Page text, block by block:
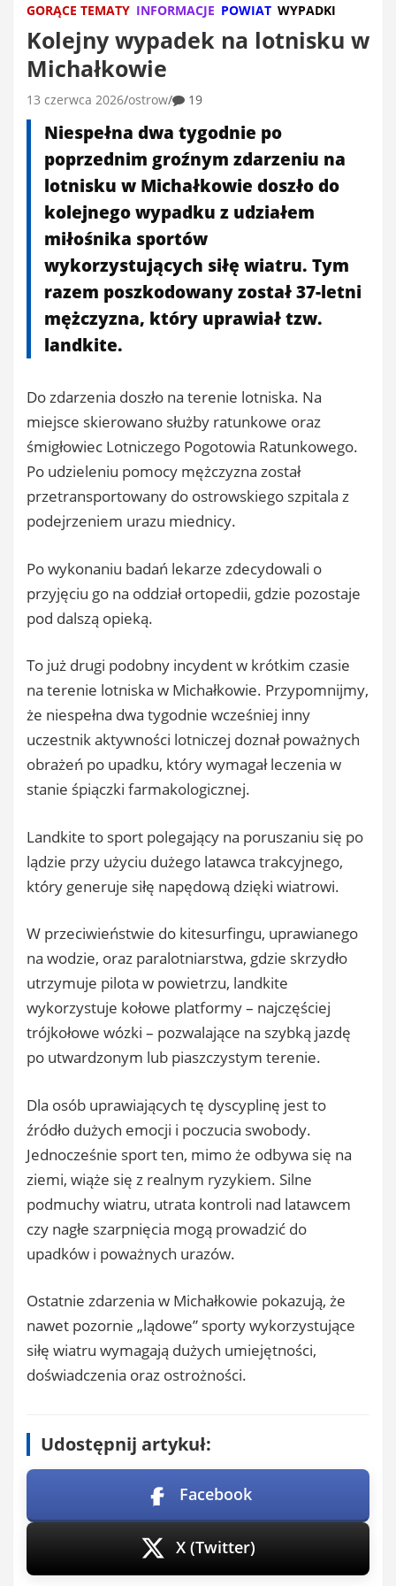
GORĄCE TEMATY INFORMACJE POWIAT WYPADKI
Kolejny wypadek na lotnisku w
Michałkowie
13 czerwca 2026 ostrow 19
Niespełna dwa tygodnie po
poprzednim groźnym zdarzeniu na
lotnisku w Michałkowie doszło do
kolejnego wypadku z udziałem
miłośnika sportów
wykorzystujących siłę wiatru. Tym
razem poszkodowany został 37-letni
mężczyzna, który uprawiał tzw.
landkite.
Do zdarzenia doszło na terenie lotniska. Na
miejsce skierowano służby ratunkowe oraz
śmigłowiec Lotniczego Pogotowia Ratunkowego.
Po udzieleniu pomocy mężczyzna został
przetransportowany do ostrowskiego szpitala z
podejrzeniem urazu miednicy.
Po wykonaniu badań lekarze zdecydowali o
przyjęciu go na oddział ortopedii, gdzie pozostaje
pod dalszą opieką.
To już drugi podobny incydent w krótkim czasie
na terenie lotniska w Michałkowie. Przypomnijmy,
że niespełna dwa tygodnie wcześniej inny
uczestnik aktywności lotniczej doznał poważnych
obrażeń po upadku, który wymagał leczenia w
stanie śpiączki farmakologicznej.
Landkite to sport polegający na poruszaniu się po
lądzie przy użyciu dużego latawca trakcyjnego,
który generuje siłę napędową dzięki wiatrowi.
W przeciwieństwie do kitesurfingu, uprawianego
na wodzie, oraz paralotniarstwa, gdzie skrzydło
utrzymuje pilota w powietrzu, landkite
wykorzystuje kołowe platformy – najczęściej
trójkołowe wózki – pozwalające na szybką jazdę
po utwardzonym lub piaszczystym terenie.
Dla osób uprawiających tę dyscyplinę jest to
źródło dużych emocji i poczucia swobody.
Jednocześnie sport ten, mimo że odbywa się na
ziemi, wiąże się z realnym ryzykiem. Silne
podmuchy wiatru, utrata kontroli nad latawcem
czy nagłe szarpnięcia mogą prowadzić do
upadków i poważnych urazów.
Ostatnie zdarzenia w Michałkowie pokazują, że
nawet pozornie „lądowe” sporty wykorzystujące
siłę wiatru wymagają dużych umiejętności,
doświadczenia oraz ostrożności.
Udostępnij artykuł:
Facebook
X (Twitter)